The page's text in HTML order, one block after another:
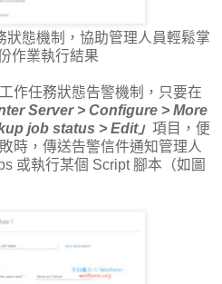
狀態機制，協助管理人員輕鬆掌
作業執行結果
作任務狀態告警機制，只要在
Server > Configure > More
job status > Edit」 項目，便
時，傳送告警信件通知管理人
或執行某個 Script 腳本（如圖